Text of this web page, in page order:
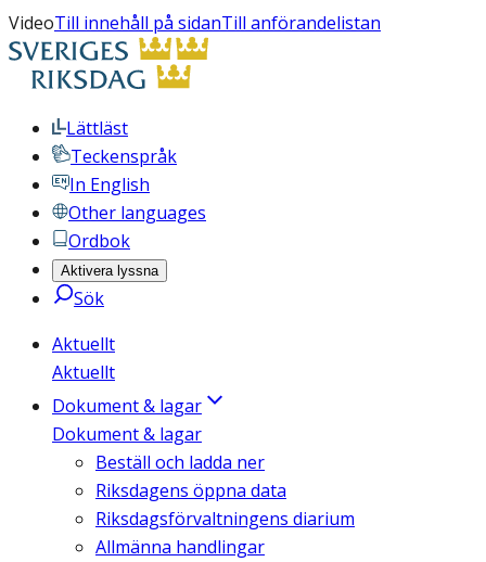
VideoTill innehåll på sidanTill anförandelistan
Lättläst
Teckenspråk
In English
Other languages
Ordbok
Aktivera lyssna
Sök
Aktuellt
Aktuellt
Dokument & lagar
Dokument & lagar
Beställ och ladda ner
Riksdagens öppna data
Riksdagsförvaltningens diarium
Allmänna handlingar